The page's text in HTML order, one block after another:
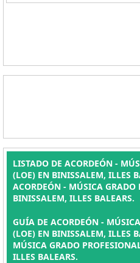
LISTADO DE ACORDEÓN -
(LOE) EN BINISSALEM, ILLES
ACORDEÓN - MÚSICA GRADO
BINISSALEM, ILLES BALEARS.
GUÍA DE ACORDEÓN -
(LOE) EN BINISSALEM, ILLES
MÚSICA GRADO
ILLES BALEARS.